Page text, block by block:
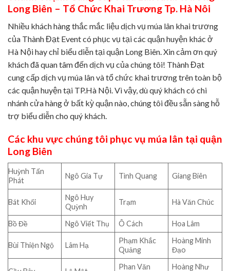
Long Biên – Tổ Chức Khai Trương Tp. Hà Nôi
Nhiều khách hàng thắc mắc liệu dịch vụ múa lân khai trương
của Thành Đạt Event có phục vụ tại các quận huyện khác ở
Hà Nội hay chỉ biểu diễn tại quận Long Biên. Xin cảm ơn quý
khách đã quan tâm đến dịch vụ của chúng tôi! Thành Đạt
cung cấp dịch vụ múa lân và tổ chức khai trương trên toàn bộ
các quận huyện tại TP.Hà Nội. Vì vậy, dù quý khách có chi
nhánh cửa hàng ở bất kỳ quận nào, chúng tôi đều sẵn sàng hỗ
trợ biểu diễn cho quý khách.
Các khu vực chúng tôi phục vụ múa lân tại quận
Long Biên
Huỳnh Tấn
Phát
Ngô Gia Tự Tình Quang Giang Biên
Bát Khối
Ngô Huy
Quỳnh
Trạm Hà Văn Chúc
Bồ Đề Ngô Viết Thụ Ô Cách Hoa Lâm
Bùi Thiện Ngộ Lâm Hạ
Phạm Khắc
Quảng
Hoàng Minh
Đạo
Phan Văn
Hoàng Như